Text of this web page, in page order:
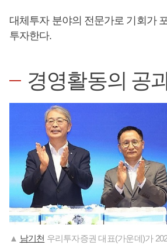
대체투자 분야의 전문가로 기회가
투자한다.
경영활동의 공
▲ 남기천 우리투자증권 대표(가운데)가